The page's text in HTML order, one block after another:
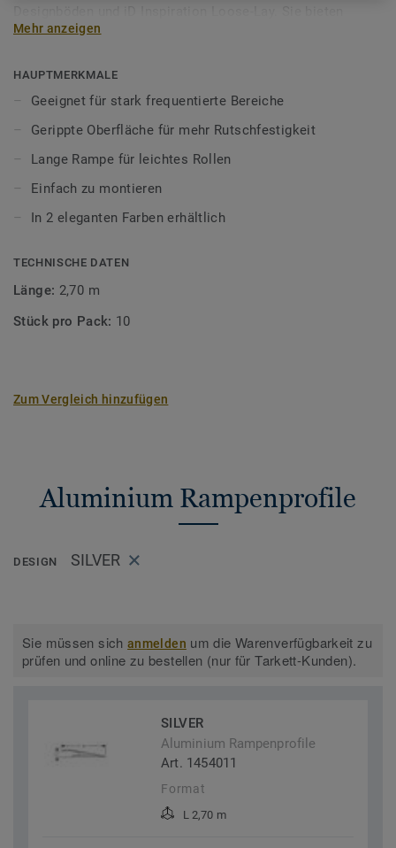
Rutschfestigkeit durch eine gerippte Oberfläche und sorgen
Lasten.
Mehr anzeigen
HAUPTMERKMALE
Geeignet für stark frequentierte Bereiche
Gerippte Oberfläche für mehr Rutschfestigkeit
Lange Rampe für leichtes Rollen
Einfach zu montieren
In 2 eleganten Farben erhältlich
TECHNISCHE DATEN
Länge: 2,70 m
Stück pro Pack: 10
Zum Vergleich hinzufügen
Aluminium Rampenprofile
DESIGN SILVER
Sie müssen sichanmelden um die Warenverfügbarkeit zu
prüfen und online zu bestellen (nur für Tarkett-Kunden).
SILVER
Aluminium Rampenprofile
Art. 1454011
Format
L 2,70 m